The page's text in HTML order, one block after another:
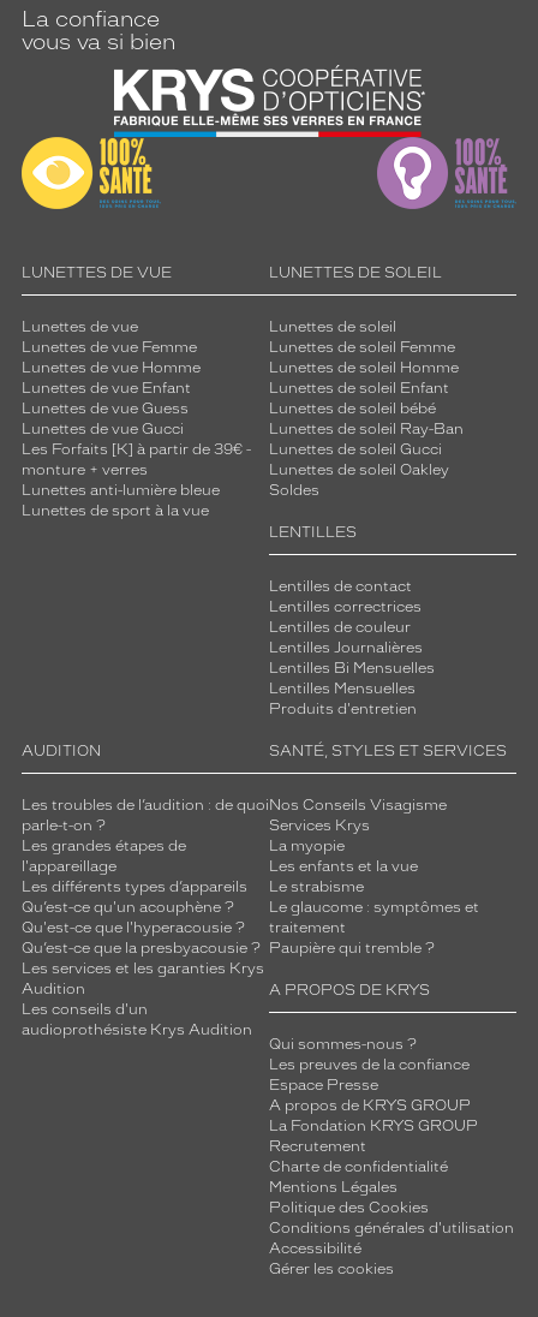
La confiance
vous va si bien
LUNETTES DE VUE
Lunettes de vue
Lunettes de vue Femme
Lunettes de vue Homme
Lunettes de vue Enfant
Lunettes de vue Guess
Lunettes de vue Gucci
Les Forfaits [K] à partir de 39€ -
monture + verres
Lunettes anti-lumière bleue
Lunettes de sport à la vue
LUNETTES DE SOLEIL
Lunettes de soleil
Lunettes de soleil Femme
Lunettes de soleil Homme
Lunettes de soleil Enfant
Lunettes de soleil bébé
Lunettes de soleil Ray-Ban
Lunettes de soleil Gucci
Lunettes de soleil Oakley
Soldes
LENTILLES
Lentilles de contact
Lentilles correctrices
Lentilles de couleur
Lentilles Journalières
Lentilles Bi Mensuelles
Lentilles Mensuelles
Produits d'entretien
AUDITION
Les troubles de l’audition : de quoi
parle-t-on ?
Les grandes étapes de
l'appareillage
Les différents types d’appareils
Qu’est-ce qu'un acouphène ?
Qu'est-ce que l'hyperacousie ?
Qu’est-ce que la presbyacousie ?
Les services et les garanties Krys
Audition
Les conseils d'un
audioprothésiste Krys Audition
SANTÉ, STYLES ET SERVICES
Nos Conseils Visagisme
Services Krys
La myopie
Les enfants et la vue
Le strabisme
Le glaucome : symptômes et
traitement
Paupière qui tremble ?
A PROPOS DE KRYS
Qui sommes-nous ?
Les preuves de la confiance
Espace Presse
A propos de KRYS GROUP
La Fondation KRYS GROUP
Recrutement
Charte de confidentialité
Mentions Légales
Politique des Cookies
Conditions générales d'utilisation
Accessibilité
Gérer les cookies